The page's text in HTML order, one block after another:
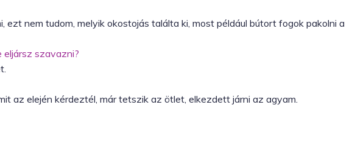
ezt nem tudom, melyik okostojás találta ki, most például bútort fogok pakolni a
eljársz szavazni?
az elején kérdeztél, már tetszik az ötlet, elkezdett járni az agyam.